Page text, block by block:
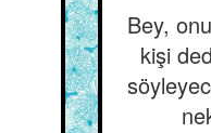
Bey,
kişi